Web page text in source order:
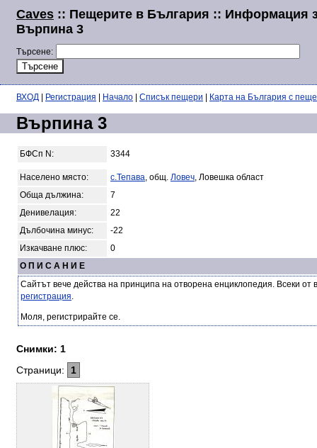
Caves :: Пещерите в България :: Информация
Върпина 3
Търсене:
ВХОД Регистрация Начало Списък пещери Карта на България с
Върпина 3
БФСп N: 3344
Населено място: с.Тепава, общ. Ловеч, Ловешка област
Обща дължина:
7
Денивелация:
22
Дълбочина минус:
-22
Изкачване плюс:
0
О П И С А Н И Е
Сайтът вече действа на принципа на отворена енциклопедия. Всеки
регистрация.
Моля, регистрирайте се.
Снимки: 1
Страници:
1